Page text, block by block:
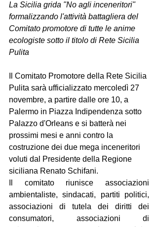
La Sicilia grida "No agli inceneritori"
formalizzando l'attività battagliera del
Comitato promotore di tutte le anime
ecologiste sotto il titolo di Rete Sicilia
Pulita
Il Comitato Promotore della Rete Sicilia
Pulita sarà ufficializzato mercoledì 27
novembre, a partire dalle ore 10, a
Palermo in Piazza Indipendenza sotto
Palazzo d'Orleans e si batterà nei
prossimi mesi e anni contro la
costruzione dei due mega inceneritori
voluti dal Presidente della Regione
siciliana Renato Schifani.
Il comitato riunisce associazioni
ambientaliste, sindacati, partiti politici,
associazioni di tutela dei diritti dei
consumatori, associazioni di